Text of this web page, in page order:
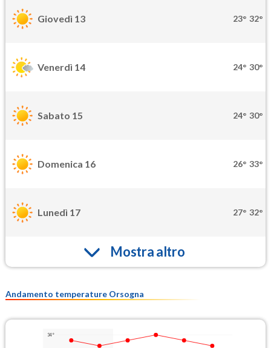
Giovedì 13 23° 32°
Venerdì 14 24° 30°
Sabato 15 24° 30°
Domenica 16 26° 33°
Lunedì 17 27° 32°
Mostra altro
Andamento temperature Orsogna
34°